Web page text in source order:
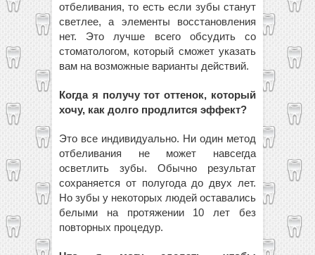
отбеливания, то есть если зубы станут
светлее, а элементы восстановления
нет. Это лучше всего обсудить со
стоматологом, который сможет указать
вам на возможные варианты действий.
Когда я получу тот оттенок, который
хочу, как долго продлится эффект?
Это все индивидуально. Ни один метод
отбеливания не может навсегда
осветлить зубы. Обычно результат
сохраняется от полугода до двух лет.
Но зубы у некоторых людей оставались
белыми на протяжении 10 лет без
повторных процедур.